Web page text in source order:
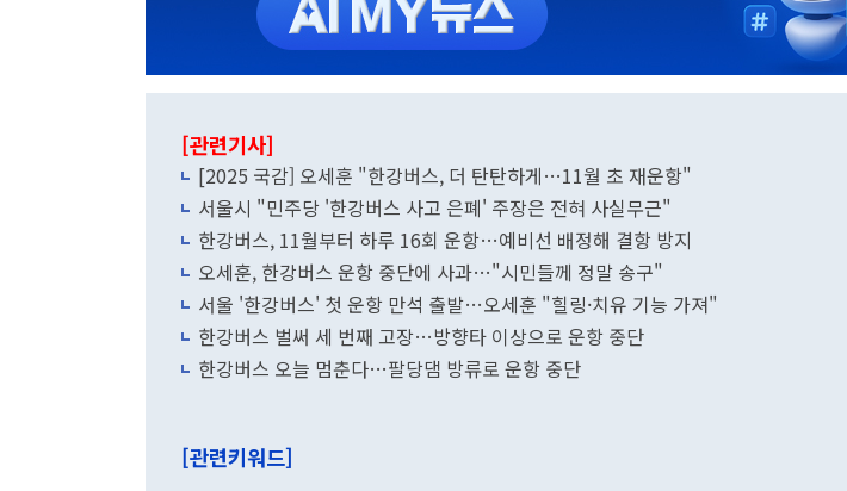
[관련기사]
[2025 국감] 오세훈 "한강버스, 더 탄탄하게…11월 초 재운항"
서울시 "민주당 '한강버스 사고 은폐' 주장은 전혀 사실무근"
한강버스, 11월부터 하루 16회 운항…예비선 배정해 결항 방지
오세훈, 한강버스 운항 중단에 사과…"시민들께 정말 송구"
서울 '한강버스' 첫 운항 만석 출발…오세훈 "힐링·치유 기능 가져"
한강버스 벌써 세 번째 고장…방향타 이상으로 운항 중단
한강버스 오늘 멈춘다…팔당댐 방류로 운항 중단
[관련키워드]